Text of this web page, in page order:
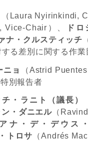
（ Laura Nyirinkindi,
Vice-Chair ）、
ド
ナ・クルスティッチ
る差別に関する作業
ョ （Astrid
別報告者
・ラニト（議長）
・ダニエル （
ナ・デ・デウス
トロサ （Andrés